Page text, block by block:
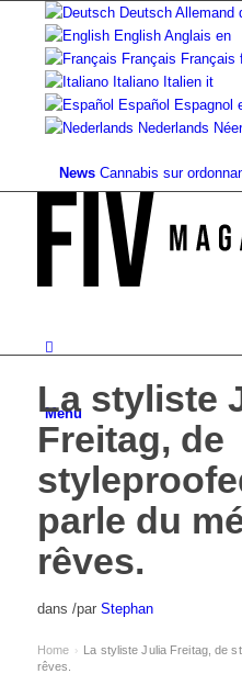
Deutsch Allemand
English Anglais en
Français Français
Italiano Italien it
Español Espagnol
Nederlands
Cannabis sur ordonnance :
Menu
La styliste
Freitag, de
parle du
rêves.
dans /par Stephan
Home › La styliste Julia Freitag, de
rêves.